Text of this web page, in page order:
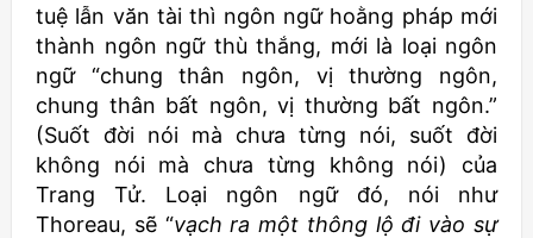
tuệ lẫn văn tài thì ngôn ngữ hoằng pháp mới
thành ngôn ngữ thù thắng, mới là loại ngôn
ngữ “chung thân ngôn, vị thường ngôn,
chung thân bất ngôn, vị thường bất ngôn.”
(Suốt đời nói mà chưa từng nói, suốt đời
không nói mà chưa từng không nói) của
Trang Tử. Loại ngôn ngữ đó, nói như
Thoreau, sẽ “vạch ra một thông lộ đi vào sự